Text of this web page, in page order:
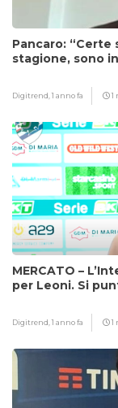
Pancaro: “Certe
stagione, sono
Digitrend,1 anno fa 1
MERCATO –
per Leoni. Si
Digitrend,1 anno fa 1